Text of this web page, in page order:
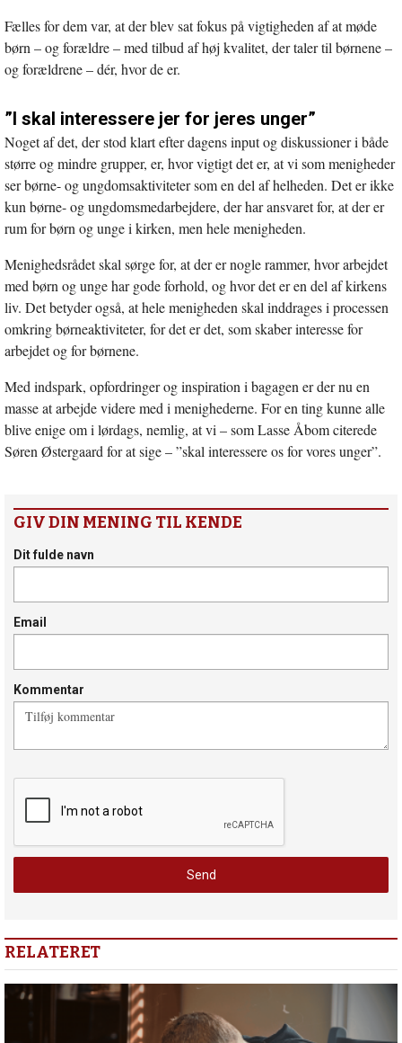
Fælles for dem var, at der blev sat fokus på vigtigheden af at møde
børn – og forældre – med tilbud af høj kvalitet, der taler til børnene –
og forældrene – dér, hvor de er.
”I skal interessere jer for jeres unger”
Noget af det, der stod klart efter dagens input og diskussioner i både
større og mindre grupper, er, hvor vigtigt det er, at vi som menigheder
ser børne- og ungdomsaktiviteter som en del af helheden. Det er ikke
kun børne- og ungdomsmedarbejdere, der har ansvaret for, at der er
rum for børn og unge i kirken, men hele menigheden.
Menighedsrådet skal sørge for, at der er nogle rammer, hvor arbejdet
med børn og unge har gode forhold, og hvor det er en del af kirkens
liv. Det betyder også, at hele menigheden skal inddrages i processen
omkring børneaktiviteter, for det er det, som skaber interesse for
arbejdet og for børnene.
Med indspark, opfordringer og inspiration i bagagen er der nu en
masse at arbejde videre med i menighederne. For en ting kunne alle
blive enige om i lørdags, nemlig, at vi – som Lasse Åbom citerede
Søren Østergaard for at sige – ”skal interessere os for vores unger”.
GIV DIN MENING TIL KENDE
Dit fulde navn
Email
Kommentar
RELATERET